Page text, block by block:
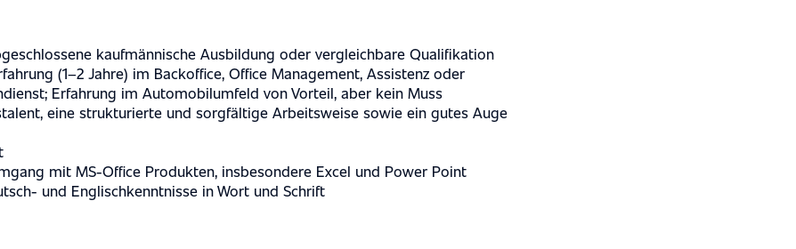
kaufmännische Ausbildung oder vergleichbare Qualifikation
(1–2 Jahre) im Backoffice, Office Management, Assistenz oder
Erfahrung im Automobilumfeld von Vorteil, aber kein Muss
eine strukturierte und sorgfältige Arbeitsweise sowie ein gutes Auge
mit MS-Office Produkten, insbesondere Excel und Power Point
und Englischkenntnisse in Wort und Schrift